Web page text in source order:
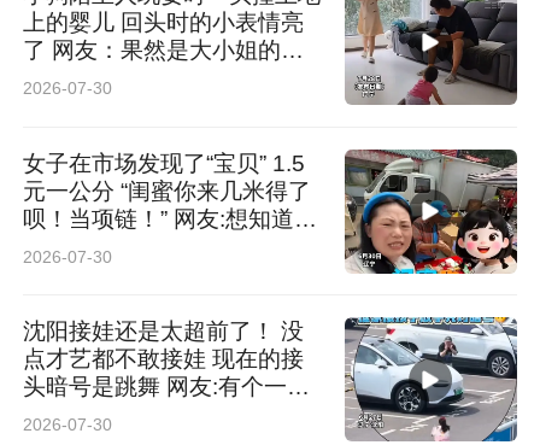
上的婴儿 回头时的小表情亮
了 网友：果然是大小姐的狗
腿子
2026-07-30
女子在市场发现了“宝贝” 1.5
元一公分 “闺蜜你来几米得了
呗！当项链！” 网友:想知道泡
澡的时候会不会漂起来 这对
2026-07-30
沈阳接娃还是太超前了！ 没
点才艺都不敢接娃 现在的接
头暗号是跳舞 网友:有个一起
疯的爸爸是一辈子幸福
2026-07-30